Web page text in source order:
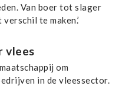
Van boer tot slager
te maken.’
vlees
om
in de vleessector.